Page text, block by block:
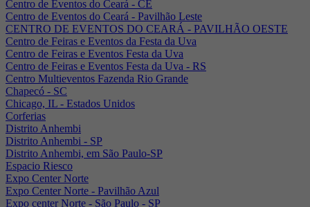
Centro de Eventos do Ceará - CE
Centro de Eventos do Ceará - Pavilhão Leste
CENTRO DE EVENTOS DO CEARÁ - PAVILHÃO OESTE
Centro de Feiras e Eventos da Festa da Uva
Centro de Feiras e Eventos Festa da Uva
Centro de Feiras e Eventos Festa da Uva - RS
Centro Multieventos Fazenda Rio Grande
Chapecó - SC
Chicago, IL - Estados Unidos
Corferias
Distrito Anhembi
Distrito Anhembi - SP
Distrito Anhembi, em São Paulo-SP
Espacio Riesco
Expo Center Norte
Expo Center Norte - Pavilhão Azul
Expo center Norte - São Paulo - SP